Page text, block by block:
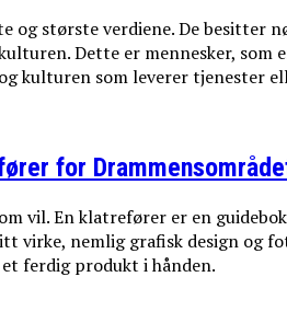
største verdiene. De besitter
Dette er mennesker,
kulturen som leverer tjenester
for
vil. En klatrefører er en
virke, nemlig grafisk design og
ferdig produkt i hånden.